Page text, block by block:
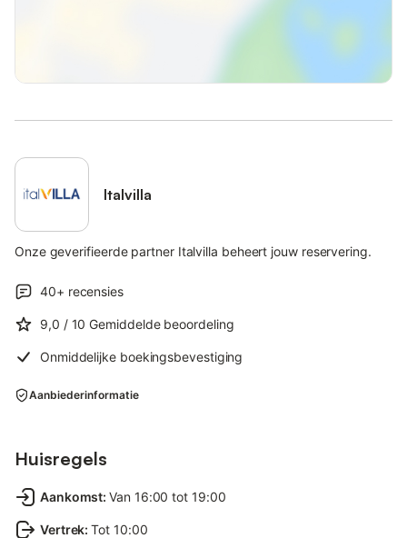
Italvilla
Onze geverifieerde partner Italvilla beheert jouw reservering.
40+ recensies
9,0 / 10 Gemiddelde beoordeling
Onmiddelijke boekingsbevestiging
Aanbiederinformatie
Huisregels
Aankomst: Van 16:00 tot 19:00
Vertrek: Tot 10:00